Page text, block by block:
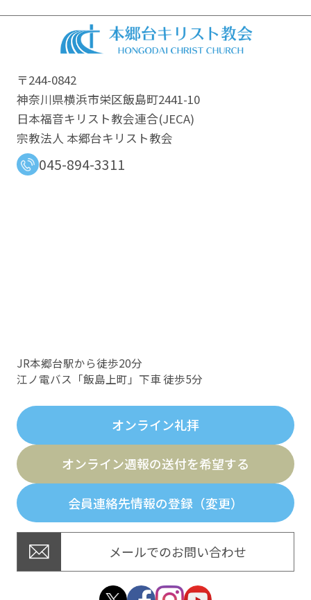
〒244-0842
神奈川県横浜市栄区飯島町2441-10
日本福音キリスト教会連合​(JECA)
宗教法人 本郷台キリスト教会
045-894-3311
JR本郷台駅から徒歩20分
江ノ電バス「飯島上町」下車 徒歩5分
オンライン礼拝
オンライン週報の送付を希望する
会員連絡先情報の登録（変更）
メールでのお問い合わせ